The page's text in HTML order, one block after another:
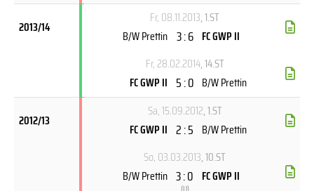
2013/14
Fr, 08.11.2013, 1.ST
B/W Prettin 3 : 6 FC GWP II
Fr, 28.02.2014, 14.ST
FC GWP II 5 : 0 B/W Prettin
2012/13
Sa, 15.09.2012, 1.ST
FC GWP II 2 : 5 B/W Prettin
So, 03.03.2013, 10.ST
B/W Prettin 3 : 0 FC GWP II